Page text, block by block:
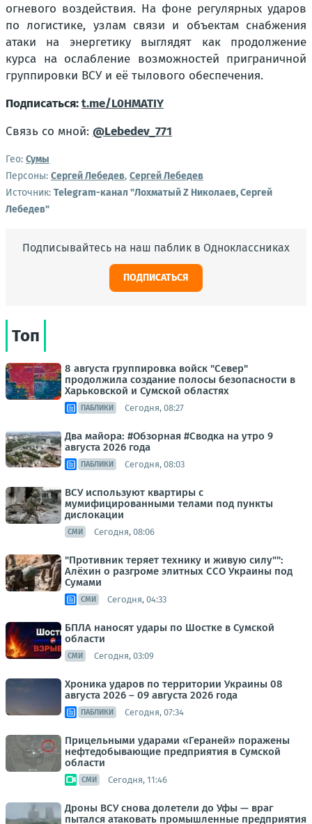
огневого воздействия. На фоне регулярных ударов
по логистике, узлам связи и объектам снабжения
атаки на энергетику выглядят как продолжение
курса на ослабление возможностей приграничной
группировки ВСУ и её тылового обеспечения.
Подписаться:t.me/L0HMATIY
Связь со мной: @Lebedev_771
Гео: Сумы
Персоны: Сергей Лебедев, Сергей Лебедев
Источник: Telegram-канал "Лохматый Z Николаев, Сергей
Лебедев"
Подписывайтесь на наш паблик в Одноклассниках
ПОДПИСАТЬСЯ
Топ
8 августа группировка войск "Север"
продолжила создание полосы безопасности в
Харьковской и Сумской областях
ПАБЛИКИ Сегодня, 08:27
Два майора: #Обзорная #Сводка на утро 9
августа 2026 года
ПАБЛИКИ Сегодня, 08:03
ВСУ используют квартиры с
мумифицированными телами под пункты
дислокации
СМИ Сегодня, 08:06
"Противник теряет технику и живую силу"":
Алёхин о разгроме элитных ССО Украины под
Сумами
СМИ Сегодня, 04:33
БПЛА наносят удары по Шостке в Сумской
области
СМИ Сегодня, 03:09
Хроника ударов по территории Украины 08
августа 2026 – 09 августа 2026 года
ПАБЛИКИ Сегодня, 07:34
Прицельными ударами «Гераней» поражены
нефтедобывающие предприятия в Сумской
области
СМИ Сегодня, 11:46
Дроны ВСУ снова долетели до Уфы — враг
пытался атаковать промышленные предприятия